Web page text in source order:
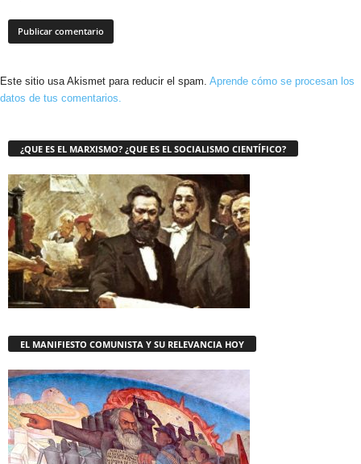
Este sitio usa Akismet para reducir el spam. Aprende cómo se procesan los
datos de tus comentarios.
¿QUE ES EL MARXISMO? ¿QUE ES EL SOCIALISMO CIENTÍFICO?
EL MANIFIESTO COMUNISTA Y SU RELEVANCIA HOY